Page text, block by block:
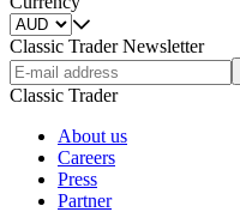
Classic Trader Newsletter
Classic Trader
About us
Careers
Press
Partner